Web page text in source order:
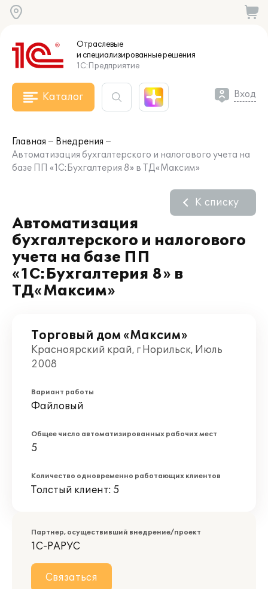
Отраслевые
и специализированныерешения
1С:Предприятие
Каталог Вход
Главная
Внедрения
Автоматизация бухгалтерского и налогового учета на
базе ПП «1С:Бухгалтерия 8» в ТД«Максим»
Автоматизация
бухгалтерского и налогового
учета на базе ПП
«1С:Бухгалтерия 8» в
ТД«Максим»
К списку
Торговый дом «Максим»
Красноярский край, г Норильск, Июль
2008
Вариант работы
Файловый
Общее число автоматизированных рабочих мест
5
Количество одновременно работающих клиентов
Толстый клиент: 5
Партнер, осуществивший внедрение/проект
1С-РАРУС
Связаться